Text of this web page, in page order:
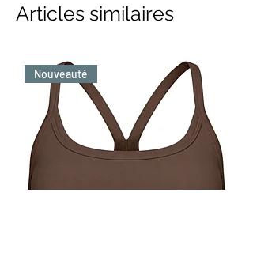
Articles similaires
Nouveauté